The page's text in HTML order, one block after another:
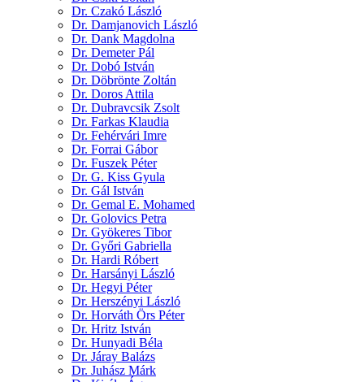
Dr. Czakó László
Dr. Damjanovich László
Dr. Dank Magdolna
Dr. Demeter Pál
Dr. Dobó István
Dr. Döbrönte Zoltán
Dr. Doros Attila
Dr. Dubravcsik Zsolt
Dr. Farkas Klaudia
Dr. Fehérvári Imre
Dr. Forrai Gábor
Dr. Fuszek Péter
Dr. G. Kiss Gyula
Dr. Gál István
Dr. Gemal E. Mohamed
Dr. Golovics Petra
Dr. Gyökeres Tibor
Dr. Győri Gabriella
Dr. Hardi Róbert
Dr. Harsányi László
Dr. Hegyi Péter
Dr. Herszényi László
Dr. Horváth Örs Péter
Dr. Hritz István
Dr. Hunyadi Béla
Dr. Járay Balázs
Dr. Juhász Márk